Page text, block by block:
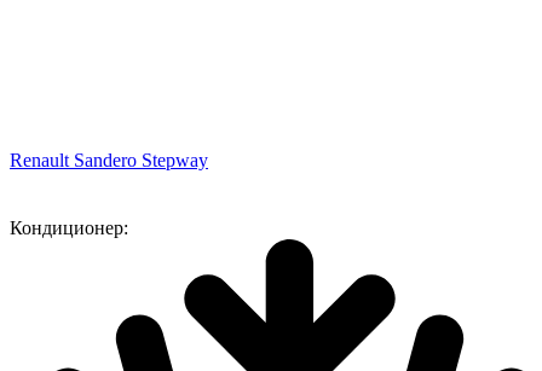
Renault Sandero Stepway
Кондиционер: